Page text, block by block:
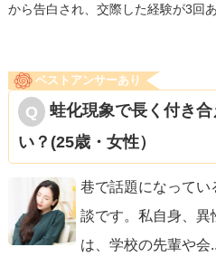
から告白され、交際した経験が3回
ベストアンサーあり
蛙化現象で長く付き
い？(25歳・女性）
巷で話題になってい
談です。私自身、異
は、学校の先輩や会